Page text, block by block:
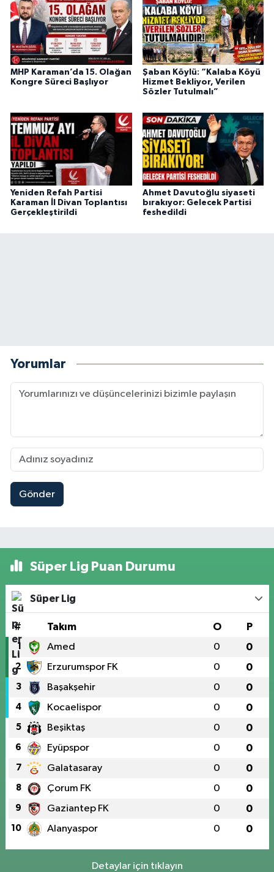
MHP Karaman’da 15. Olağan
Kongre Süreci Başlıyor
Şaban Köylü: “Kalaba Köyü
Hizmet Bekliyor, Verilen
Sözler Tutulmalı”
Yeniden Refah Partisi
Karaman İl Divan Toplantısı
Gerçekleştirildi
Ahmet Davutoğlu siyaseti
bırakıyor: Gelecek Partisi
feshedildi
Yorumlar
Gönder
Süper Lig Puan Durumu
Süper Lig
# Takım O P
1 Amed 0 0
2 Erzurumspor FK 0 0
3 Başakşehir 0 0
4 Kocaelispor 0 0
5 Beşiktaş 0 0
6 Eyüpspor 0 0
7 Galatasaray 0 0
8 Çorum FK 0 0
9 Gaziantep FK 0 0
10 Alanyaspor 0 0
Detaylar için tıklayın